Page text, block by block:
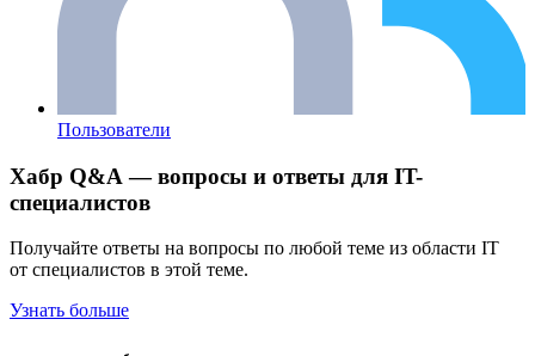
Пользователи
Хабр Q&A — вопросы и ответы для IT-
специалистов
Получайте ответы на вопросы по любой теме из области IT
от специалистов в этой теме.
Узнать больше